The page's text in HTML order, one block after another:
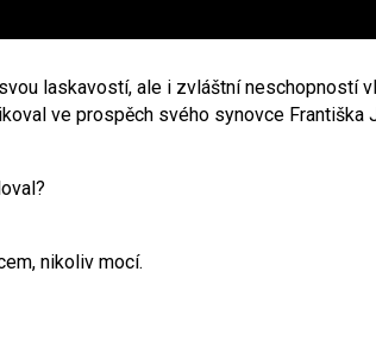
laskavostí, ale i zvláštní
ve prospěch svého synovce Františka
nikoliv mocí.